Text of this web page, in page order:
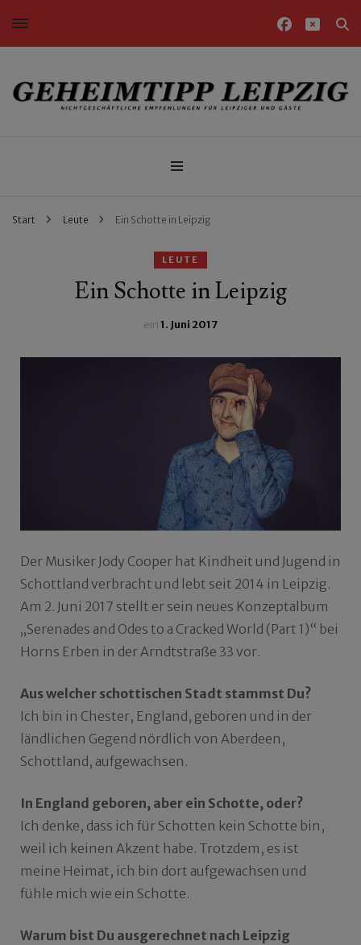
Nichtgeschäftliche Empfehlungen für Leipziger und Gäste
Start Leute Ein Schotte in Leipzig
LEUTE
Ein Schotte in Leipzig
ein1. Juni 2017
Der Musiker Jody Cooper hat Kindheit und Jugend in
Schottland verbracht und lebt seit 2014 in Leipzig.
Am 2. Juni 2017 stellt er sein neues Konzeptalbum
„Serenades and Odes to a Cracked World (Part 1)“ bei
Horns Erben in der Arndtstraße 33 vor.
Aus welcher schottischen Stadt stammst Du?
Ich bin in Chester, England, geboren und in der
ländlichen Gegend nördlich von Aberdeen,
Schottland, aufgewachsen.
In England geboren, aber ein Schotte, oder?
Ich denke, dass ich für Schotten kein Schotte bin,
weil ich keinen Akzent habe. Trotzdem, es ist
meine Heimat, ich bin dort aufgewachsen und
fühle mich wie ein Schotte.
Warum bist Du ausgerechnet nach Leipzig